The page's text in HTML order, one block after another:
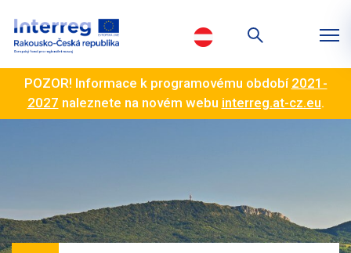
POZOR! Informace k programovému období 2021-
2027 naleznete na novém webu interreg.at-cz.eu.